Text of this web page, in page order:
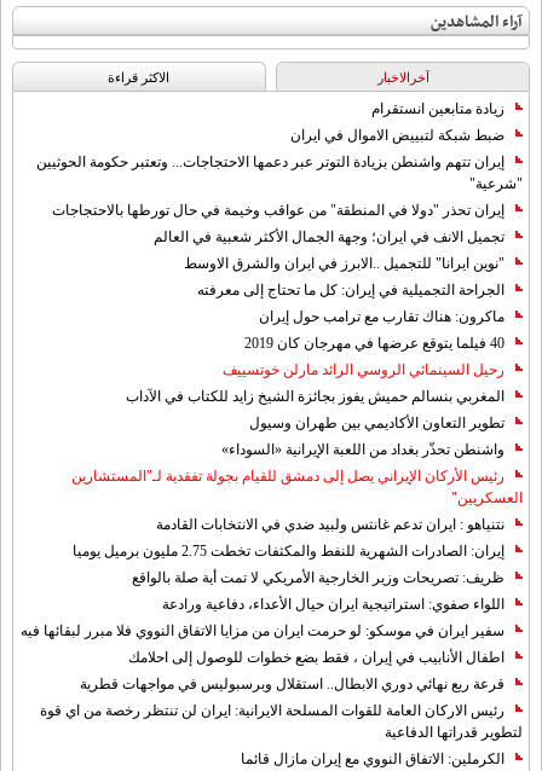
آراء المشاهدين
آخرالاخبار الاکثر قراءة
زيادة متابعين انستقرام
ضبط شبكة لتبييض الاموال في ايران
إيران تتهم واشنطن بزيادة التوتر عبر دعمها الاحتجاجات... وتعتبر حكومة الحوثيين
"شرعية"
إيران تحذر "دولا في المنطقة" من عواقب وخيمة في حال تورطها بالاحتجاجات
تجميل الانف في ايران؛ وجهة الجمال الأكثر شعبية في العالم
"نوين ايرانا" للتجميل ..الابرز في ايران والشرق الاوسط
الجراحة التجميلية في إيران: كل ما تحتاج إلى معرفته
ماكرون: هناك تقارب مع ترامب حول إيران
40 فيلما يتوقع عرضها في مهرجان كان 2019
رحيل السينمائي الروسي الرائد مارلن خوتسييف
المغربي بنسالم حميش يفوز بجائزة الشيخ زايد للكتاب في الآداب
تطوير التعاون الأكاديمي بين طهران وسيول
واشنطن تحذّر بغداد من اللعبة الإيرانية «السوداء»
رئيس الأركان الإيراني يصل إلى دمشق للقيام بجولة تفقدية لـ"المستشارين
العسكريين"
نتنياهو : ايران تدعم غانتس ولبيد ضدي في الانتخابات القادمة
إيران: الصادرات الشهریة للنفط والمكثفات تخطت 2.75 مليون برميل يوميا
ظريف: تصريحات وزير الخارجية الأمريكي لا تمت أية صلة بالواقع
اللواء صفوي: استراتيجية ايران حيال الأعداء، دفاعية ورادعة
سفير ايران في موسكو: لو حرمت ايران من مزايا الاتفاق النووي فلا مبرر لبقائها فيه
اطفال الأنابيب في إيران ، فقط بضع خطوات للوصول إلى احلامك
قرعة ربع نهائي دوري الابطال.. استقلال وبرسبوليس في مواجهات قطرية
رئيس الاركان العامة للقوات المسلحة الايرانية: ايران لن تنتظر رخصة من اي قوة
لتطوير قدراتها الدفاعية
الكرملين: الاتفاق النووي مع إيران مازال قائما